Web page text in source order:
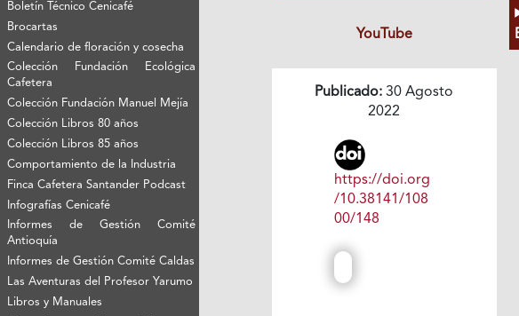
Boletín Técnico Cenicafé
Brocartas
Calendario de floración y cosecha
Colección Fundación Ecológica
Cafetera
Colección Fundación Manuel Mejía
Colección Libros 80 años
Colección Libros 85 años
Comportamiento de la Industria
Finca Cafetera Santander Podcast
Infografías Cenicafé
Informes de Gestión Comité
Antioquía
Informes de Gestión Comité Caldas
Las Aventuras del Profesor Yarumo
Libros y Manuales
YouTube
Publicado: 30 Agosto
2022
https://doi.org
/10.38141/108
00/148